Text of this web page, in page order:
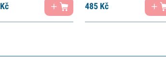
Kč 485 Kč